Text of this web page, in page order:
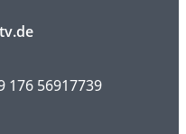
176 56917739